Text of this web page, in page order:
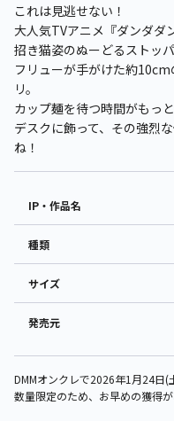
これは見逃せない！
大人気TVアニメ『ダンダダ
招き猫姿のぬーどるストッ
フリューが手がけた約
リ。
カップ麺を待つ時間がもっ
デスクに飾って、その強烈
ね！
IP・作品名
種類
サイズ
発売元
DMMオンクレで2026年1月24日(
数量限定のため、お早めの獲得